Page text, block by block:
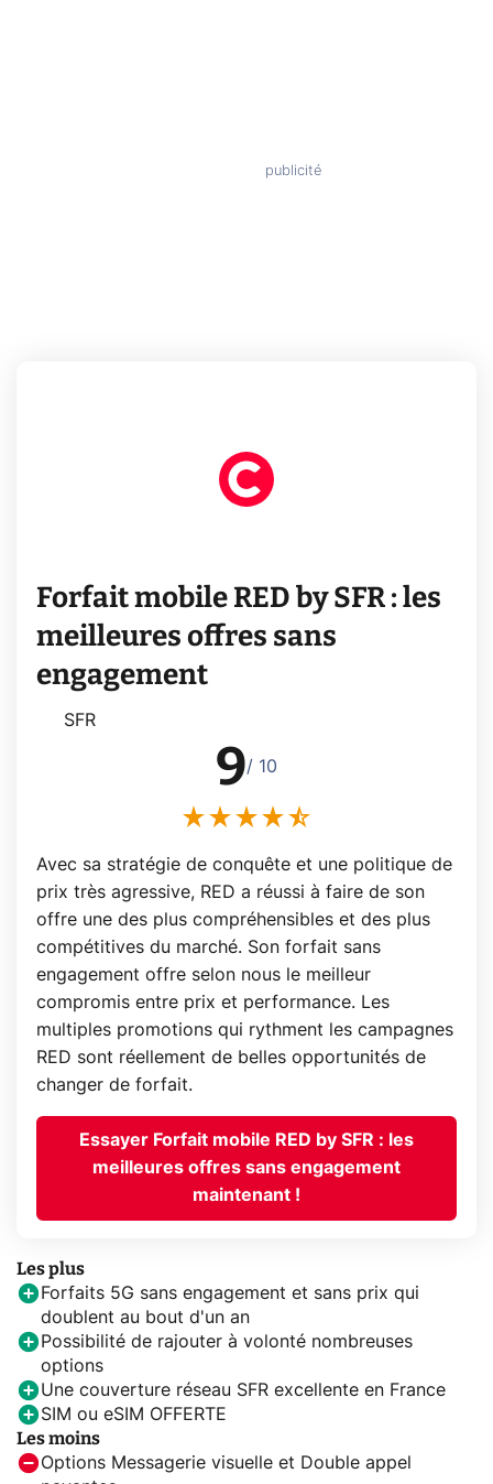
Forfait mobile RED by SFR : les
meilleures offres sans
engagement
SFR
9/ 10
Avec sa stratégie de conquête et une politique de
prix très agressive, RED a réussi à faire de son
offre une des plus compréhensibles et des plus
compétitives du marché. Son forfait sans
engagement offre selon nous le meilleur
compromis entre prix et performance. Les
multiples promotions qui rythment les campagnes
RED sont réellement de belles opportunités de
changer de forfait.
Essayer Forfait mobile RED by SFR : les
meilleures offres sans engagement
maintenant !
Les plus
Forfaits 5G sans engagement et sans prix qui
doublent au bout d'un an
Possibilité de rajouter à volonté nombreuses
options
Une couverture réseau SFR excellente en France
SIM ou eSIM OFFERTE
Les moins
Options Messagerie visuelle et Double appel